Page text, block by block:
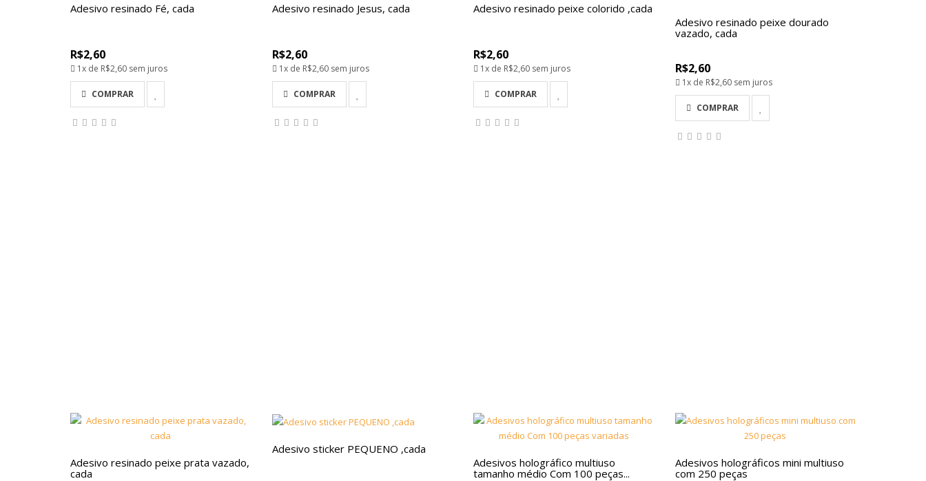
Adesivo resinado Fé, cada
R$2,60
1x de R$2,60 sem juros
COMPRAR
Adesivo resinado Jesus, cada
R$2,60
1x de R$2,60 sem juros
COMPRAR
Adesivo resinado peixe colorido ,cada
R$2,60
1x de R$2,60 sem juros
COMPRAR
Adesivo resinado peixe dourado
vazado, cada
R$2,60
1x de R$2,60 sem juros
COMPRAR
Adesivo resinado peixe prata vazado,
cada
Adesivo sticker PEQUENO ,cada
Adesivos holográfico multiuso
tamanho médio Com 100 peças...
Adesivos holográficos mini multiuso
com 250 peças